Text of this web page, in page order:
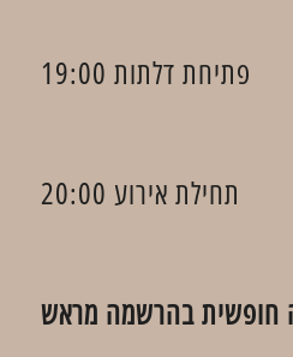
פתיחת דלתות 19:00
תחילת אירוע 20:00
חופשית בהרשמה מראש